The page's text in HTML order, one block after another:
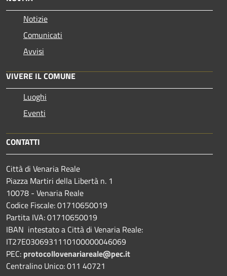
Notizie
Comunicati
Avvisi
VIVERE IL COMUNE
Luoghi
Eventi
CONTATTI
Città di Venaria Reale
Piazza Martiri della Libertà n. 1
10078 - Venaria Reale
Codice Fiscale: 01710650019
Partita IVA: 01710650019
IBAN intestato a Città di Venaria Reale:
IT27E0306931110100000046069
PEC: protocollovenariareale@pec.it
Centralino Unico: 011 40721